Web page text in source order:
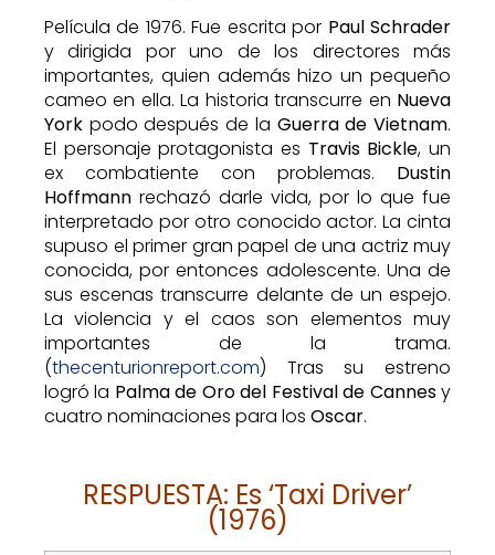
Película de 1976. Fue escrita por Paul Schrader
y dirigida por uno de los directores más
importantes, quien además hizo un pequeño
cameo en ella. La historia transcurre en Nueva
York podo después de la Guerra de Vietnam.
El personaje protagonista es Travis Bickle, un
ex combatiente con problemas. Dustin
Hoffmann rechazó darle vida, por lo que fue
interpretado por otro conocido actor. La cinta
supuso el primer gran papel de una actriz muy
conocida, por entonces adolescente. Una de
sus escenas transcurre delante de un espejo.
La violencia y el caos son elementos muy
importantes de la trama.
(thecenturionreport.com) Tras su estreno
logró la Palma de Oro del Festival de Cannesy
cuatro nominaciones para los Oscar.
RESPUESTA: Es ‘Taxi Driver’
(1976)